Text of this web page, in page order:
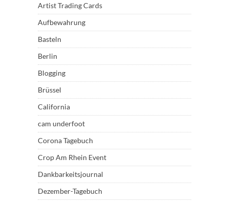
Artist Trading Cards
Aufbewahrung
Basteln
Berlin
Blogging
Brüssel
California
cam underfoot
Corona Tagebuch
Crop Am Rhein Event
Dankbarkeitsjournal
Dezember-Tagebuch